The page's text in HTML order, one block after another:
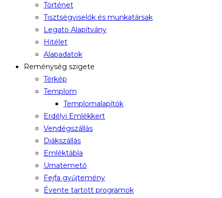
Történet
Tisztségviselők és munkatársak
Legato Alapítvány
Hitélet
Alapadatok
Reménység szigete
Térkép
Templom
Templomalapítók
Erdélyi Emlékkert
Vendégszállás
Diákszállás
Emléktábla
Urnatemető
Fejfa gyűjtemény
Évente tartott programok